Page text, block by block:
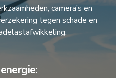
camera’s en
tegen schade en